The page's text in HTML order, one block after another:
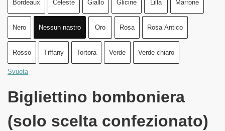
Bordeaux Celeste Giallo Glicine Lilla Marrone
Nero Nessun nastro Oro Rosa Rosa Antico
Rosso Tiffany Tortora Verde Verde chiaro
Svuota
Bigliettino bomboniera
(solo scelta confezionato)